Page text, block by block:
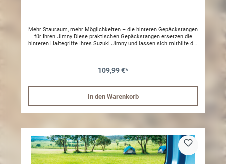
Mehr Stauraum, mehr Möglichkeiten – die hinteren Gepäckstangen
für Ihren Jimny Diese praktischen Gepäckstangen ersetzen die
hinteren Haltegriffe Ihres Suzuki Jimny und lassen sich mithilfe der
Campingbeleuchtung daran auf oder kombinieren Sie die Stangen
erhältlichen Cargo Roof Net – für maximalen Stauraum im
Innenraum. Robust, funktional und ideal für alle, die ihren Jimny
noch flexibler nutzen möchten – ob beim Camping, auf Tour oder im
Alltag. Spezifikationen: Länge: 620mm (jeweils) Tragkraft: 1,5kg
(jeweils) Set aus 2 Stück
109,99 €*
In den Warenkorb